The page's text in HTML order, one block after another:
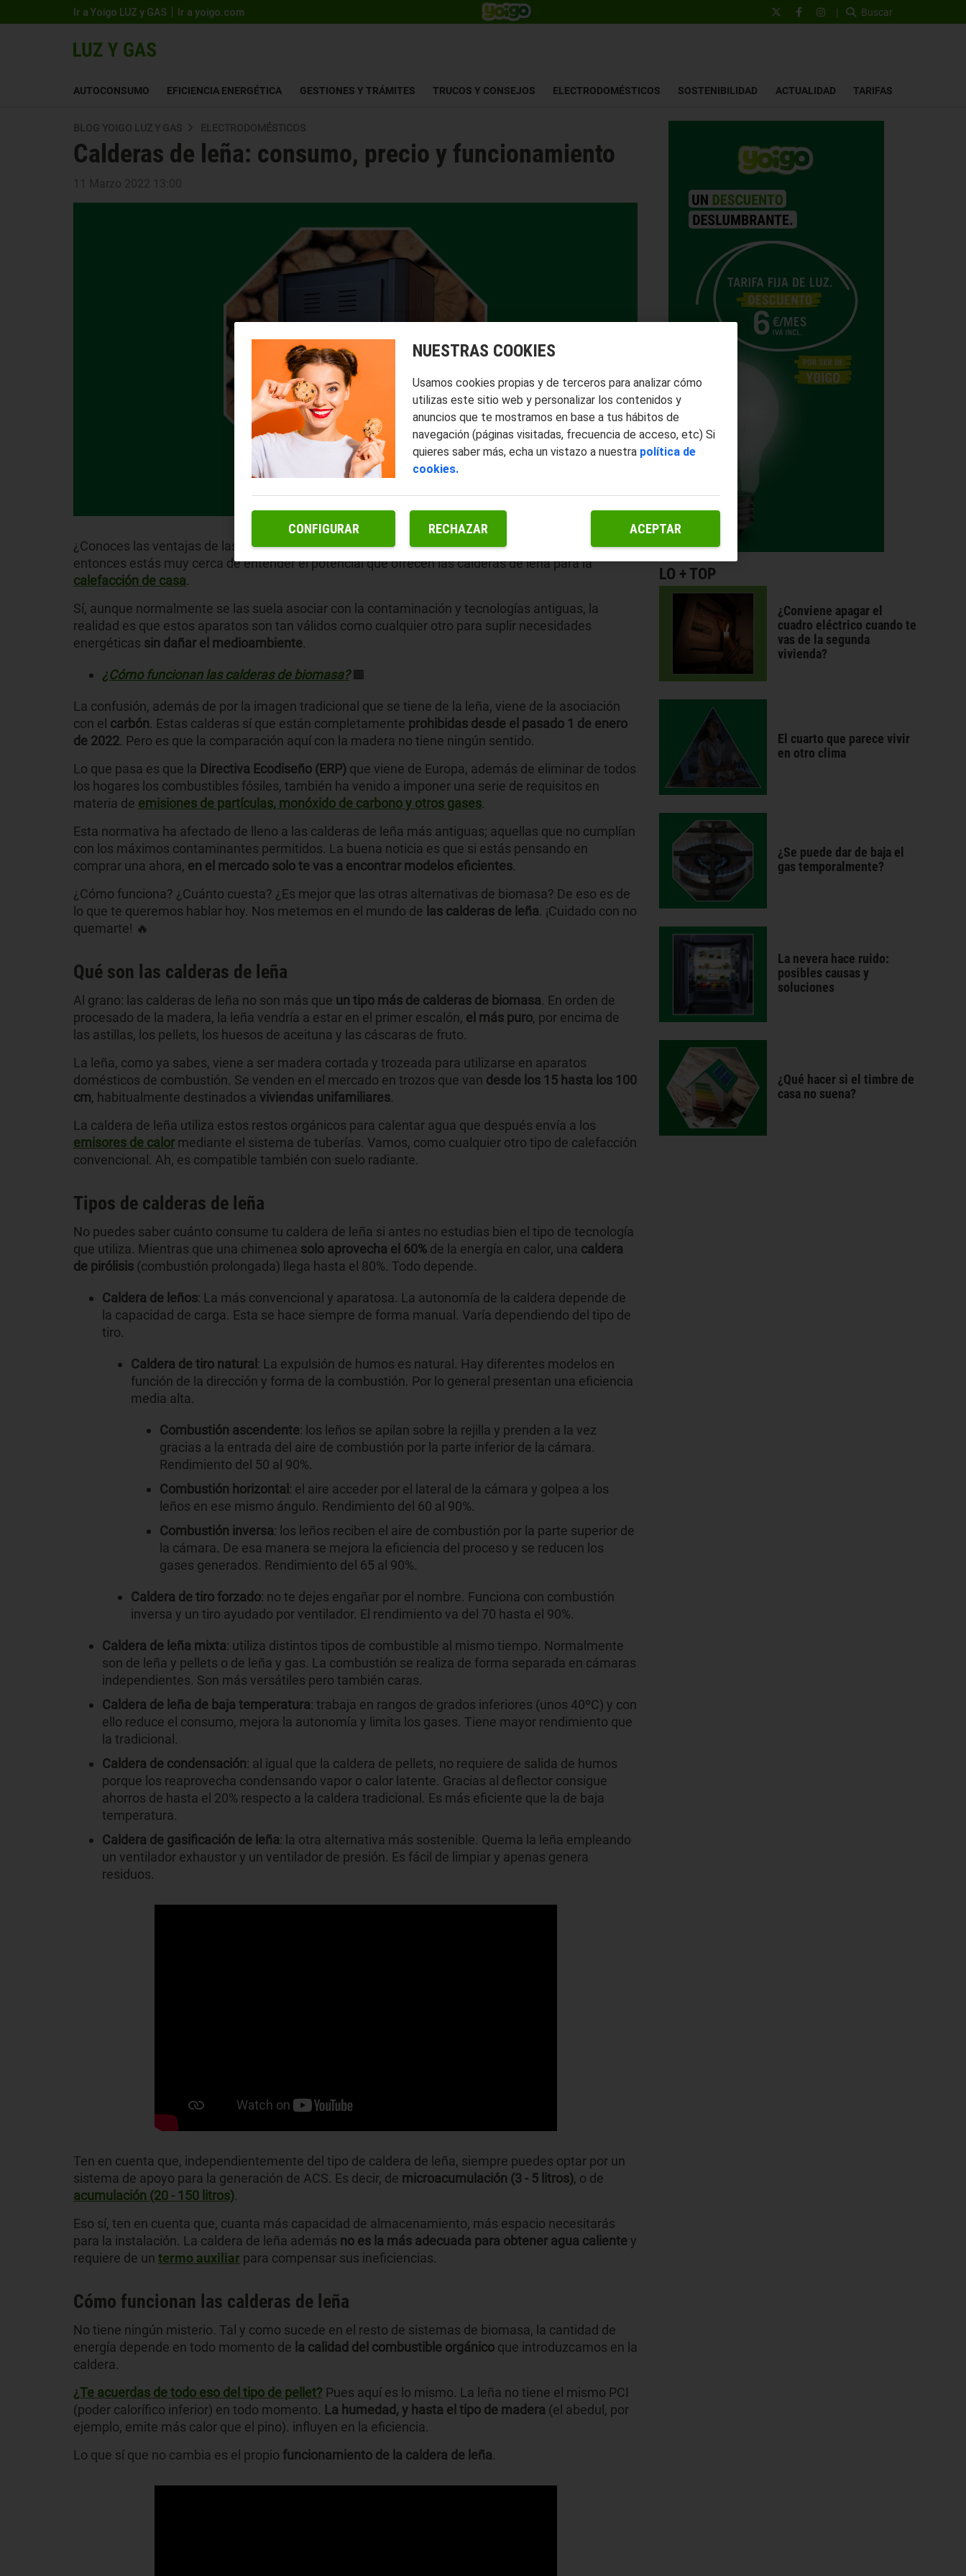
Ir a Yoigo LUZ y GAS Ir a yoigo.com | Buscar
AUTOCONSUMO EFICIENCIA ENERGÉTICA GESTIONES Y TRÁMITES TRUCOS Y CONSEJOS ELECTRODOMÉSTICOS SOSTENIBILIDAD ACTUALIDAD TARIFAS
BLOG YOIGO LUZ Y GAS ELECTRODOMÉSTICOS
Calderas de leña: consumo, precio y funcionamiento
11 Marzo 2022 13:00
¿Conoces las ventajas de las calderas de biomasa?¿Has oído hablar de pellet?
Aunque no lo creas,
entonces estás muy cerca de entender el potencial que ofrecen las calderas de leña para la
calefacción de casa.
Sí, aunque normalmente se las suela asociar con la contaminación y tecnologías antiguas, la
realidad es que estos aparatos son tan válidos como cualquier otro para suplir necesidades
energéticas sin dañar el medioambiente.
¿Cómo funcionan las calderas de biomasa?🟫
La confusión, además de por la imagen tradicional que se tiene de la leña, viene de la asociación
con el carbón. Estas calderas sí que están completamente prohibidas desde el pasado 1 de enero
de 2022. Pero es que la comparación aquí con la madera no tiene ningún sentido.
Lo que pasa es que la Directiva Ecodiseño (ERP) que viene de Europa, además de eliminar de todos
los hogares los combustibles fósiles, también ha venido a imponer una serie de requisitos en
materia de emisiones de partículas, monóxido de carbono y otros gases.
Esta normativa ha afectado de lleno a las calderas de leña más antiguas; aquellas que no cumplían
con los máximos contaminantes permitidos. La buena noticia es que si estás pensando en
comprar una ahora, en el mercado solo te vas a encontrar modelos eficientes.
¿Cómo funciona? ¿Cuánto cuesta? ¿Es mejor que las otras alternativas de biomasa? De eso es de
lo que te queremos hablar hoy. Nos metemos en el mundo de las calderas de leña. ¡Cuidado con no
quemarte! 🔥
Qué son las calderas de leña
Al grano: las calderas de leña no son más que un tipo más de calderas de biomasa. En orden de
procesado de la madera, la leña vendría a estar en el primer escalón, el más puro, por encima de
las astillas, los pellets, los huesos de aceituna y las cáscaras de fruto.
La leña, como ya sabes, viene a ser madera cortada y trozeada para utilizarse en aparatos
domésticos de combustión. Se venden en el mercado en trozos que van desde los 15 hasta los 100
cm, habitualmente destinados a viviendas unifamiliares.
La caldera de leña utiliza estos restos orgánicos para calentar agua que después envía a los
emisores de calormediante el sistema de tuberías. Vamos, como cualquier otro tipo de calefacción
convencional. Ah, es compatible también con suelo radiante.
Tipos de calderas de leña
No puedes saber cuánto consume tu caldera de leña si antes no estudias bien el tipo de tecnología
que utiliza. Mientras que una chimenea solo aprovecha el 60% de la energía en calor, una caldera
de pirólisis (combustión prolongada) llega hasta el 80%. Todo depende.
Caldera de leños: La más convencional y aparatosa. La autonomía de la caldera depende de
la capacidad de carga. Esta se hace siempre de forma manual. Varía dependiendo del tipo de
tiro.
Caldera de tiro natural : La expulsión de humos es natural. Hay diferentes modelos en
función de la dirección y forma de la combustión. Por lo general presentan una eficiencia
media alta.
Combustión ascendente: los leños se apilan sobre la rejilla y prenden a la vez
gracias a la entrada del aire de combustión por la parte inferior de la cámara.
Rendimiento del 50 al 90%.
Combustión horizontal : el aire acceder por el lateral de la cámara y golpea a los
leños en ese mismo ángulo. Rendimiento del 60 al 90%.
Combustión inversa: los leños reciben el aire de combustión por la parte superior de
la cámara. De esa manera se mejora la eficiencia del proceso y se reducen los
gases generados. Rendimiento del 65 al 90%.
Caldera de tiro forzado: no te dejes engañar por el nombre. Funciona con combustión
inversa y un tiro ayudado por ventilador. El rendimiento va del 70 hasta el 90%.
Caldera de leña mixta: utiliza distintos tipos de combustible al mismo tiempo. Normalmente
son de leña y pellets o de leña y gas. La combustión se realiza de forma separada en cámaras
independientes. Son más versátiles pero también caras.
Caldera de leña de baja temperatura: trabaja en rangos de grados inferiores (unos 40ºC) y con
ello reduce el consumo, mejora la autonomía y limita los gases. Tiene mayor rendimiento que
la tradicional.
Caldera de condensación: al igual que la caldera de pellets, no requiere de salida de humos
porque los reaprovecha condensando vapor o calor latente. Gracias al deflector consigue
ahorros de hasta el 20% respecto a la caldera tradicional. Es más eficiente que la de baja
temperatura.
Caldera de gasificación de leña: la otra alternativa más sostenible. Quema la leña empleando
un ventilador exhaustor y un ventilador de presión. Es fácil de limpiar y apenas genera
residuos.
Ten en cuenta que, independientemente del tipo de caldera de leña, siempre puedes optar por un
sistema de apoyo para la generación de ACS. Es decir, de microacumulación (3 - 5 litros), o de
acumulación (20 - 150 litros).
Eso sí, ten en cuenta que, cuanta más capacidad de almacenamiento, más espacio necesitarás
para la instalación. La caldera de leña además no es la más adecuada para obtener agua calientey
requiere de un termo auxiliar para compensar sus ineficiencias.
Cómo funcionan las calderas de leña
No tiene ningún misterio. Tal y como sucede en el resto de sistemas de biomasa, la cantidad de
energía depende en todo momento de la calidad del combustible orgánico que introduzcamos en la
caldera.
¿Te acuerdas de todo eso del tipo de pellet? Pues aquí es lo mismo. La leña no tiene el mismo PCI
(poder calorífico inferior) en todo momento. La humedad, y hasta el tipo de madera (el abedul, por
ejemplo, emite más calor que el pino). influyen en la eficiencia.
Lo que sí que no cambia es el propio funcionamiento de la caldera de leña.
LO + TOP
¿Conviene apagar el
cuadro eléctrico cuando te
vas de la segunda
vivienda?
El cuarto que parece vivir
en otro clima
¿Se puede dar de baja el
gas temporalmente?
La nevera hace ruido:
posibles causas y
soluciones
¿Qué hacer si el timbre de
casa no suena?
NUESTRAS COOKIES
Usamos cookies propias y de terceros para analizar cómo
utilizas este sitio web y personalizar los contenidos y
anuncios que te mostramos en base a tus hábitos de
navegación (páginas visitadas, frecuencia de acceso, etc) Si
quieres saber más, echa un vistazo a nuestra política de
cookies.
CONFIGURAR RECHAZAR ACEPTAR